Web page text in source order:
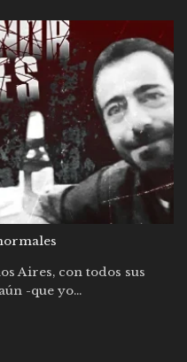
Aires, con todos sus
-que yo...